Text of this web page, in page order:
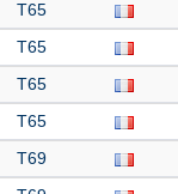
T65
T65
T65
T65
T69